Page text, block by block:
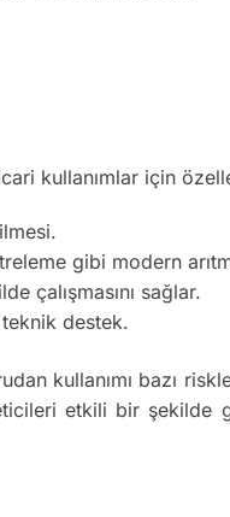
kullanımlar için
gibi modern
çalışmasını sağlar.
teknik destek.
kullanımı bazı
etkili bir şekilde